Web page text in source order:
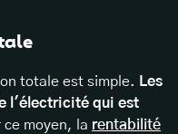
totale est simple. Les
l'électricité qui est
ce moyen, la rentabilité